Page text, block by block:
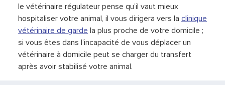
le vétérinaire régulateur pense qu’il vaut mieux
hospitaliser votre animal, il vous dirigera vers la clinique
vétérinaire de garde la plus proche de votre domicile ;
si vous êtes dans l’incapacité de vous déplacer un
vétérinaire à domicile peut se charger du transfert
après avoir stabilisé votre animal.